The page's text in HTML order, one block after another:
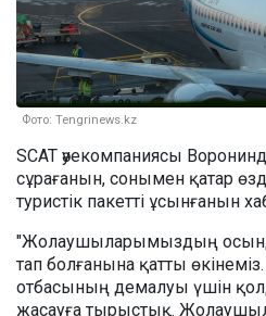
Фото: Tengrinews.kz
SCAT әуекомпаниясы
сұрағанын, сонымен қатар
туристік пакетті ұсынғанын
"Жолаушыларымыздың
тап болғанына қатты
отбасының демалуы үшін
жасауға тырыстық.